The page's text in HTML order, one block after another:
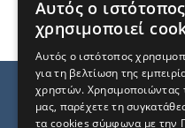
Αυτός ο ιστότοπος
χρησιμοποιεί
Αυτός ο ιστότοπος
για τη βελτίωση της
χρηστών. Χρησιμοποιώντας
μας, παρέχετε τη
τα cookies σύμφωνα με την